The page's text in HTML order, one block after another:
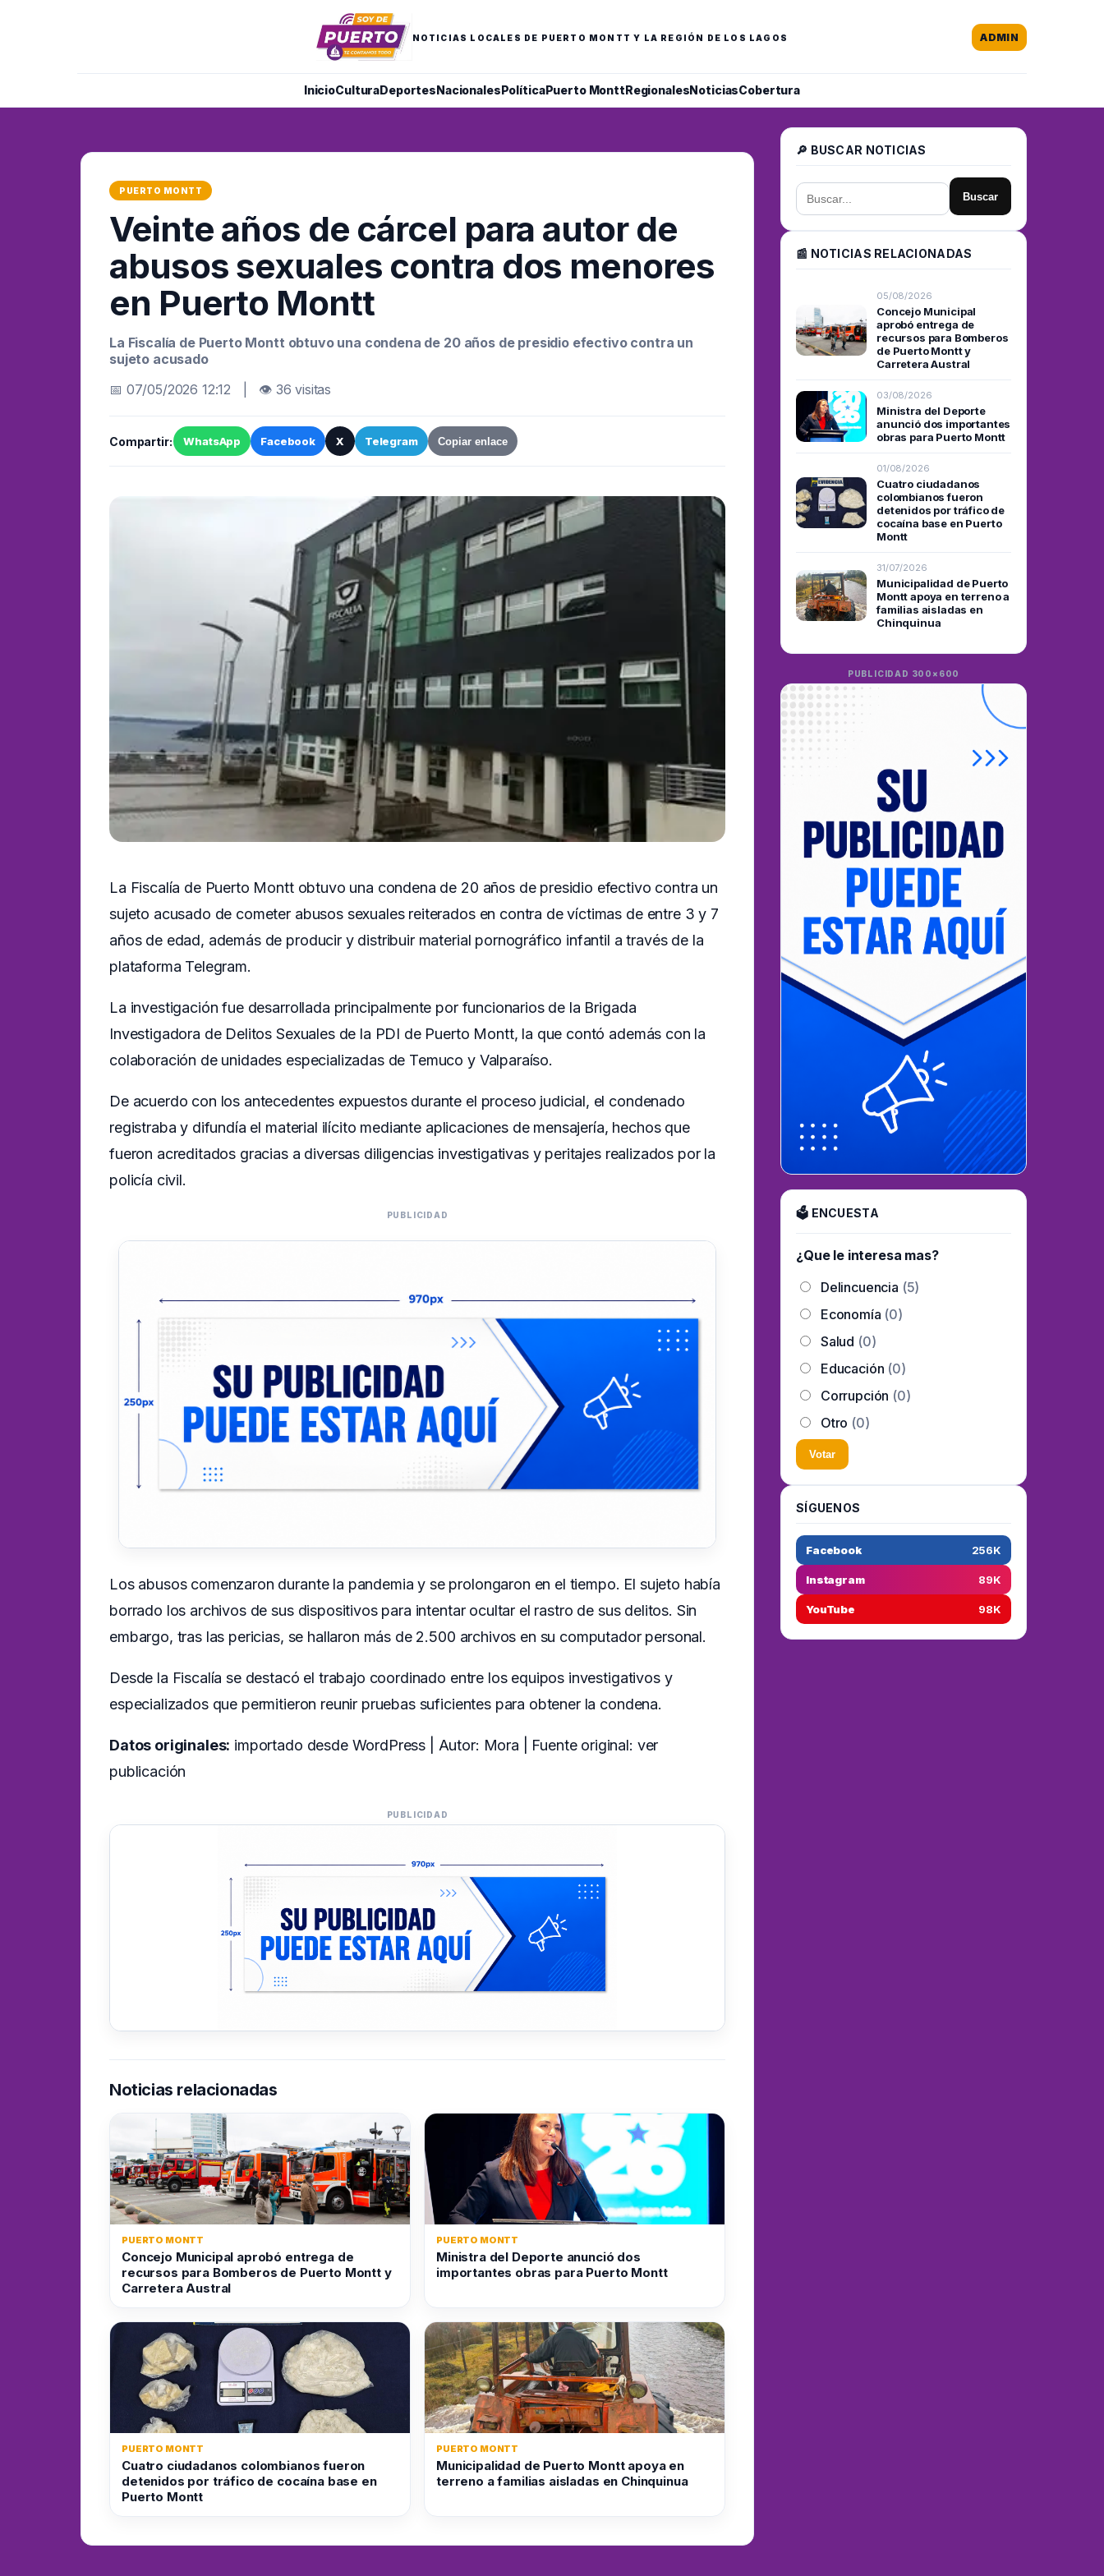
NOTICIAS LOCALES DE PUERTO MONTT Y LA REGIÓN DE LOS LAGOS
InicioCulturaDeportesNacionalesPolíticaPuerto MonttRegionalesNoticiasCobertura
ADMIN
PUERTO MONTT
Veinte años de cárcel para autor de
abusos sexuales contra dos menores
en Puerto Montt
La Fiscalía de Puerto Montt obtuvo una condena de 20 años de presidio efectivo contra un
sujeto acusado
📅 07/05/2026 12:12 | 👁 36 visitas
Compartir: WhatsApp Facebook X Telegram Copiar enlace
La Fiscalía de Puerto Montt obtuvo una condena de 20 años de presidio efectivo contra un
sujeto acusado de cometer abusos sexuales reiterados en contra de víctimas de entre 3 y 7
años de edad, además de producir y distribuir material pornográfico infantil a través de la
plataforma Telegram.
La investigación fue desarrollada principalmente por funcionarios de la Brigada
Investigadora de Delitos Sexuales de la PDI de Puerto Montt, la que contó además con la
colaboración de unidades especializadas de Temuco y Valparaíso.
De acuerdo con los antecedentes expuestos durante el proceso judicial, el condenado
registraba y difundía el material ilícito mediante aplicaciones de mensajería, hechos que
fueron acreditados gracias a diversas diligencias investigativas y peritajes realizados por la
policía civil.
PUBLICIDAD
Los abusos comenzaron durante la pandemia y se prolongaron en el tiempo. El sujeto había
borrado los archivos de sus dispositivos para intentar ocultar el rastro de sus delitos. Sin
embargo, tras las pericias, se hallaron más de 2.500 archivos en su computador personal.
Desde la Fiscalía se destacó el trabajo coordinado entre los equipos investigativos y
especializados que permitieron reunir pruebas suficientes para obtener la condena.
Datos originales: importado desde WordPress | Autor: Mora | Fuente original: ver
publicación
PUBLICIDAD
Noticias relacionadas
PUERTO MONTT
Concejo Municipal aprobó entrega de
recursos para Bomberos de Puerto Montt y
Carretera Austral
PUERTO MONTT
Ministra del Deporte anunció dos
importantes obras para Puerto Montt
PUERTO MONTT
Cuatro ciudadanos colombianos fueron
detenidos por tráfico de cocaína base en
Puerto Montt
PUERTO MONTT
Municipalidad de Puerto Montt apoya en
terreno a familias aisladas en Chinquinua
🔎 BUSCAR NOTICIAS
Buscar
📰 NOTICIAS RELACIONADAS
05/08/2026
Concejo Municipal
aprobó entrega de
recursos para Bomberos
de Puerto Montt y
Carretera Austral
03/08/2026
Ministra del Deporte
anunció dos importantes
obras para Puerto Montt
01/08/2026
Cuatro ciudadanos
colombianos fueron
detenidos por tráfico de
cocaína base en Puerto
Montt
31/07/2026
Municipalidad de Puerto
Montt apoya en terreno a
familias aisladas en
Chinquinua
PUBLICIDAD 300×600
🗳 ENCUESTA
¿Que le interesa mas?
Delincuencia (5)
Economía (0)
Salud (0)
Educación (0)
Corrupción (0)
Otro (0)
Votar
SÍGUENOS
Facebook 256K
Instagram 89K
YouTube 98K